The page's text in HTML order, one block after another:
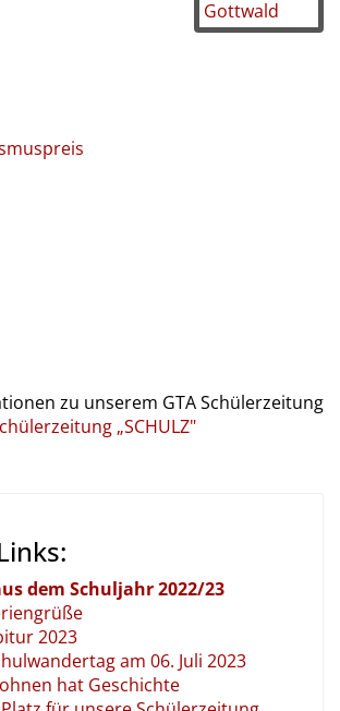
zu unserem GTA Schülerzeitung
„SCHULZ"
dem Schuljahr 2022/23
2023
am 06. Juli 2023
hat Geschichte